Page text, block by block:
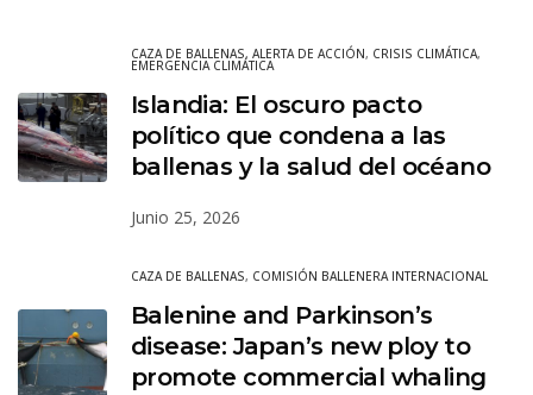
CAZA DE BALLENAS, ALERTA DE ACCIÓN, CRISIS CLIMÁTICA,
EMERGENCIA CLIMÁTICA
Islandia: El oscuro pacto
político que condena a las
ballenas y la salud del océano
Junio 25, 2026
CAZA DE BALLENAS, COMISIÓN BALLENERA INTERNACIONAL
Balenine and Parkinson’s
disease: Japan’s new ploy to
promote commercial whaling